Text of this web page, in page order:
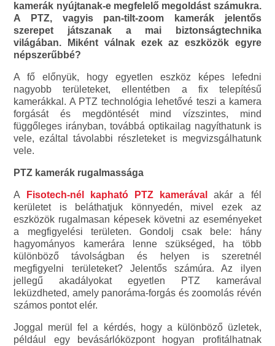
kamerák nyújtanak-e megfelelő megoldást számukra.
A PTZ, vagyis pan-tilt-zoom kamerák jelentős
szerepet játszanak a mai biztonságtechnika
világában. Miként válnak ezek az eszközök egyre
népszerűbbé?
A fő előnyük, hogy egyetlen eszköz képes lefedni
nagyobb területeket, ellentétben a fix telepítésű
kamerákkal. A PTZ technológia lehetővé teszi a kamera
forgását és megdöntését mind vízszintes, mind
függőleges irányban, továbbá optikailag nagyíthatunk is
vele, ezáltal távolabbi részleteket is megvizsgálhatunk
vele.
PTZ kamerák rugalmassága
A Fisotech-nél kapható PTZ kamerával
akár a fél
kerületet is beláthatjuk könnyedén, mivel ezek az
eszközök rugalmasan képesek követni az eseményeket
a megfigyelési területen. Gondolj csak bele: hány
hagyományos kamerára lenne szükséged, ha több
különböző távolságban és helyen is szeretnél
megfigyelni területeket? Jelentős számúra. Az ilyen
jellegű akadályokat egyetlen PTZ kamerával
leküzdheted, amely panoráma-forgás és zoomolás révén
számos pontot elér.
Joggal merül fel a kérdés, hogy a különböző üzletek,
például egy bevásárlóközpont hogyan profitálhatnak